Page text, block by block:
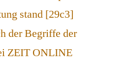
stand [29c3]
der Begriffe der
ZEIT ONLINE